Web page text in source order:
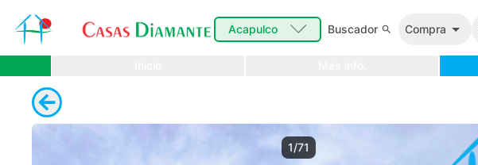
Acapulco Buscador Compra
1/71